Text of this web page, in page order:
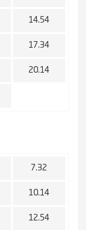
14.54
17.34
20.14
7.32
10.14
12.54